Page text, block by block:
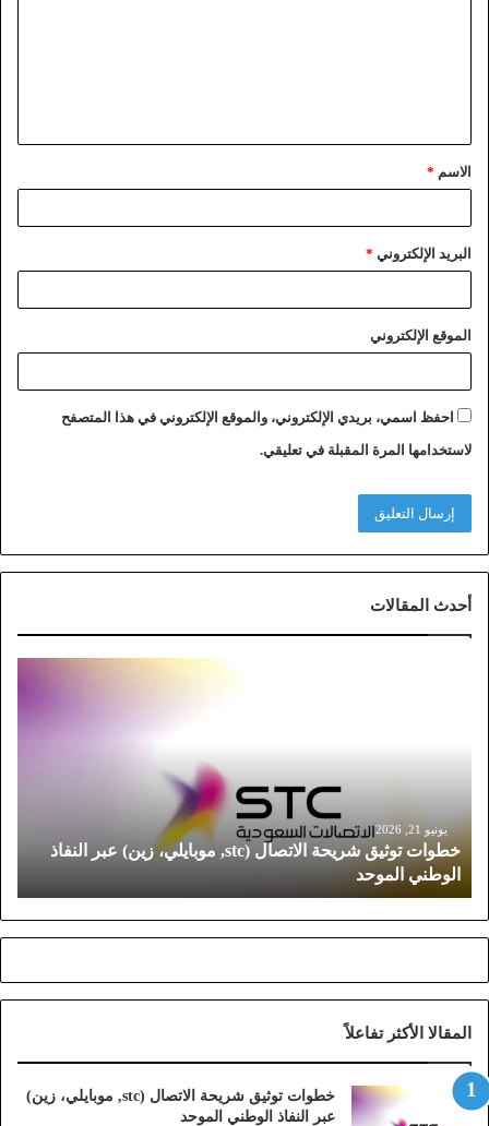
الاسم *
البريد الإلكتروني *
الموقع الإلكتروني
احفظ اسمي، بريدي الإلكتروني، والموقع الإلكتروني في هذا المتصفح
لاستخدامها المرة المقبلة في تعليقي.
أحدث المقالات
ث
ش
ر
ي
ل
ا
ت
ص
يونيو 21, 2026
خطوات توثيق شريحة الاتصال (stc, موبايلي، زين) عبر النفاذ
الوطني الموحد
المقالا الأكثر تفاعلاً
خطوات توثيق شريحة الاتصال (stc, موبايلي، زين)
عبر النفاذ الوطني الموحد